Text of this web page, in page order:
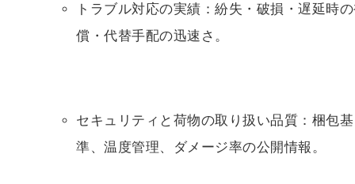
トラブル対応の実績：紛失・破損・遅延時
償・代替手配の迅速さ。
セキュリティと荷物の取り扱い品質：梱包基
準、温度管理、ダメージ率の公開情報。